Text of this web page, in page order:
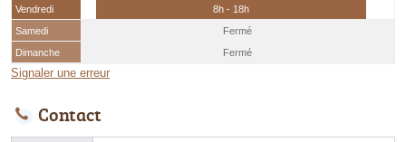
Vendredi
8h - 18h
Samedi
Fermé
Dimanche
Fermé
Signaler une erreur
Contact